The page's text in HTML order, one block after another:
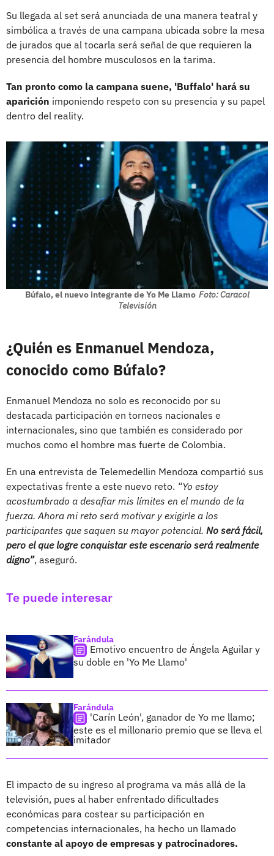
Su llegada al set será anunciada de una manera teatral y
simbólica a través de una campana ubicada sobre la mesa
de jurados que al tocarla será señal de que requieren la
presencia del hombre musculosos en la tarima.
Tan pronto como la campana suene, 'Buffalo' hará su
aparición imponiendo respeto con su presencia y su papel
dentro del reality.
Búfalo, el nuevo integrante de Yo Me Llamo Foto: Caracol
Televisión
¿Quién es Enmanuel Mendoza,
conocido como Búfalo?
Enmanuel Mendoza no solo es reconocido por su
destacada participación en torneos nacionales e
internacionales, sino que también es considerado por
muchos como el hombre mas fuerte de Colombia.
En una entrevista de Telemedellin Mendoza compartió sus
expectativas frente a este nuevo reto. “Yo estoy
acostumbrado a desafiar mis límites en el mundo de la
fuerza. Ahora mi reto será motivar y exigirle a los
participantes que saquen su mayor potencial. No será fácil,
pero el que logre conquistar este escenario será realmente
digno”, aseguró.
Te puede interesar
Farándula
Emotivo encuentro de Ángela Aguilar y
su doble en 'Yo Me Llamo'
Farándula
'Carín León', ganador de Yo me llamo;
este es el millonario premio que se lleva el
imitador
El impacto de su ingreso al programa va más allá de la
televisión, pues al haber enfrentado dificultades
económicas para costear su participación en
competencias internacionales, ha hecho un llamado
constante al apoyo de empresas y patrocinadores.